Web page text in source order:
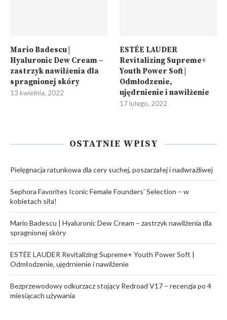
Mario Badescu |
Hyaluronic Dew Cream –
zastrzyk nawilżenia dla
spragnionej skóry
13 kwietnia, 2022
ESTÉE LAUDER
Revitalizing Supreme+
Youth Power Soft |
Odmłodzenie,
ujędrnienie i nawilżenie
17 lutego, 2022
OSTATNIE WPISY
Pielęgnacja ratunkowa dla cery suchej, poszarzałej i nadwrażliwej
Sephora Favorites Iconic Female Founders’ Selection – w
kobietach siła!
Mario Badescu | Hyaluronic Dew Cream – zastrzyk nawilżenia dla
spragnionej skóry
ESTÉE LAUDER Revitalizing Supreme+ Youth Power Soft |
Odmłodzenie, ujędrnienie i nawilżenie
Bezprzewodowy odkurzacz stojący Redroad V17 – recenzja po 4
miesiącach używania